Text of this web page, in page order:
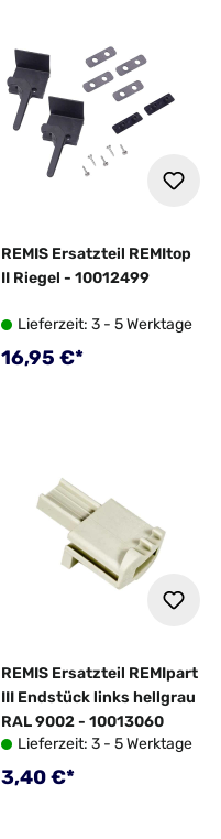
REMIS Ersatzteil REMItop
II Riegel - 10012499
Lieferzeit: 3 - 5 Werktage
Regulärer Preis:
16,95 €*
REMIS Ersatzteil REMIpart
III Endstück links hellgrau
RAL 9002 - 10013060
Lieferzeit: 3 - 5 Werktage
Regulärer Preis:
3,40 €*